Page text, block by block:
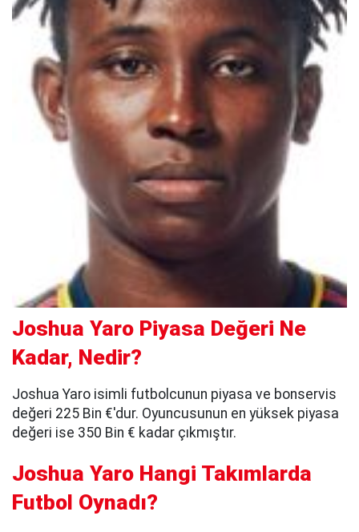
Joshua Yaro Piyasa Değeri Ne
Kadar, Nedir?
Joshua Yaro isimli futbolcunun piyasa ve bonservis
değeri 225 Bin €'dur. Oyuncusunun en yüksek piyasa
değeri ise 350 Bin € kadar çıkmıştır.
Joshua Yaro Hangi Takımlarda
Futbol Oynadı?